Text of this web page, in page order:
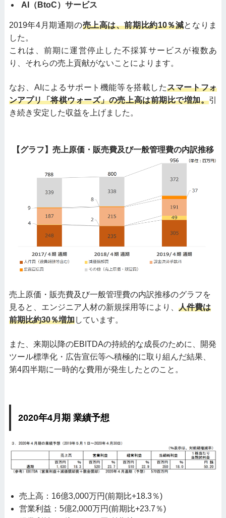
AI（BtoC）サービス
2019年4月期通期の売上高は、前期比約10％減となりま
した。
これは、前期に運営停止した不採算サービスが複数あ
り、それらの売上貢献がないことによります。
なお、AIによるサポート機能等を搭載したスマートフォ
ンアプリ「将棋ウォーズ」の売上高は前期比で増加。引
き続き安定した収益を上げました。
【グラフ】売上原価・販売費及び一般管理費の内訳推移
売上原価・販売費及び一般管理費の内訳推移のグラフを
見ると、エンジニア人材の新規採用等により、 人件費は
前期比約30％増加しています。
また、来期以降のEBITDAの持続的な成長のために、開発
ツール標準化・広告宣伝等へ積極的に取り組んだ結果、
第4四半期に一時的な費用が発生したとのこと。
2020年4月期 業績予想
売上高：16億3,000万円(前期比+18.3％)
営業利益：5億2,000万円(前期比+23.7％)